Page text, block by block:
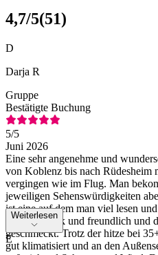
4,7/5(51)
D
Darja R
Gruppe
Bestätigte Buchung
5/5
Juni 2026
Eine sehr angenehme und
von Koblenz bis nach Rüdesheim
vergingen wie im Flug. Man
jeweiligen Sehenswürdigkeiten
ist eine auf dem man viel lesen
war sehr flink und freundlich und
geschmeckt. Trotz der hitze bei
gut klimatisiert und an den
Weiterlesen
E